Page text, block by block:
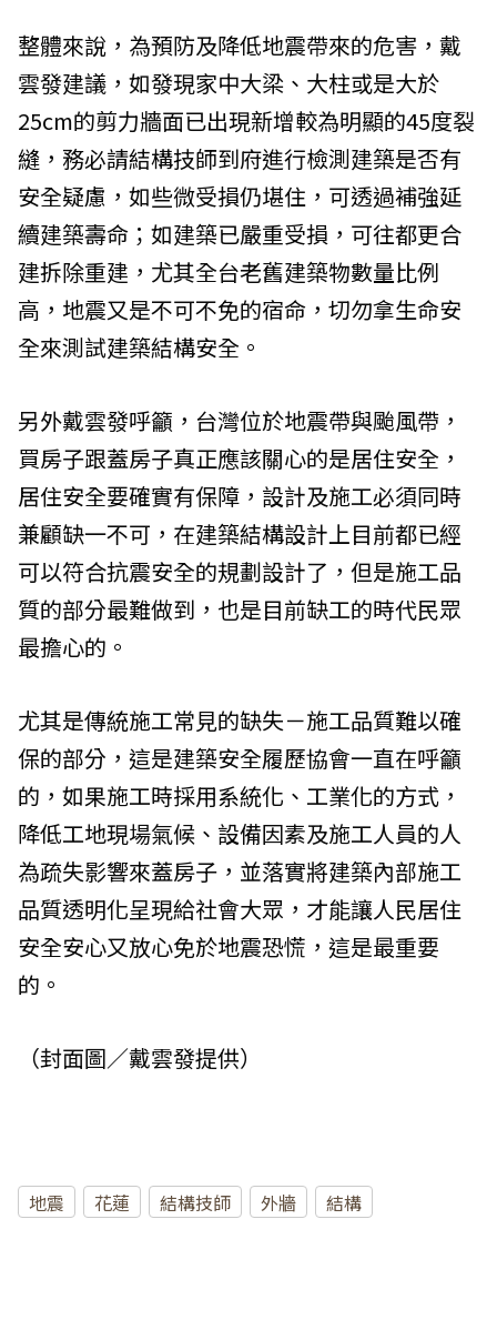
整體來說，為預防及降低地震帶來的危害，戴
雲發建議，如發現家中大梁、大柱或是大於
25cm的剪力牆面已出現新增較為明顯的45度裂
縫，務必請結構技師到府進行檢測建築是否有
安全疑慮，如些微受損仍堪住，可透過補強延
續建築壽命；如建築已嚴重受損，可往都更合
建拆除重建，尤其全台老舊建築物數量比例
高，地震又是不可不免的宿命，切勿拿生命安
全來測試建築結構安全。
另外戴雲發呼籲，台灣位於地震帶與颱風帶，
買房子跟蓋房子真正應該關心的是居住安全，
居住安全要確實有保障，設計及施工必須同時
兼顧缺一不可，在建築結構設計上目前都已經
可以符合抗震安全的規劃設計了，但是施工品
質的部分最難做到，也是目前缺工的時代民眾
最擔心的。
尤其是傳統施工常見的缺失－施工品質難以確
保的部分，這是建築安全履歷協會一直在呼籲
的，如果施工時採用系統化、工業化的方式，
降低工地現場氣候、設備因素及施工人員的人
為疏失影響來蓋房子，並落實將建築內部施工
品質透明化呈現給社會大眾，才能讓人民居住
安全安心又放心免於地震恐慌，這是最重要
的。
（封面圖／戴雲發提供）
地震 花蓮 結構技師 外牆 結構